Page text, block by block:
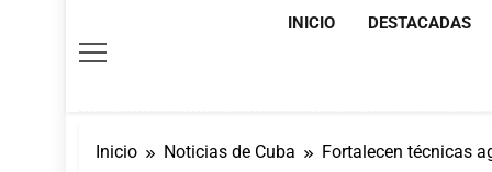
INICIO DESTACADAS
Inicio Noticias de Cuba Fortalecen técnicas